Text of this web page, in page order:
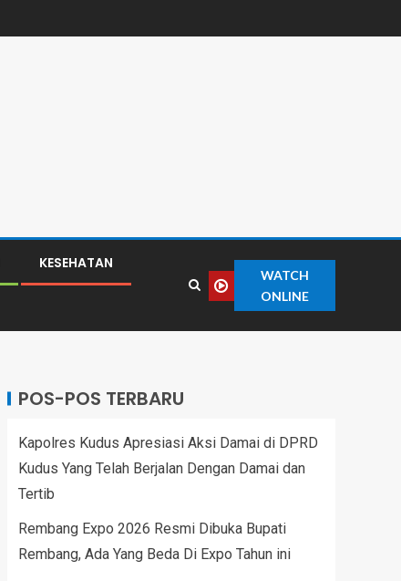
KESEHATAN
WATCH
ONLINE
POS-POS TERBARU
Kapolres Kudus Apresiasi Aksi Damai di DPRD
Kudus Yang Telah Berjalan Dengan Damai dan
Tertib
Rembang Expo 2026 Resmi Dibuka Bupati
Rembang, Ada Yang Beda Di Expo Tahun ini